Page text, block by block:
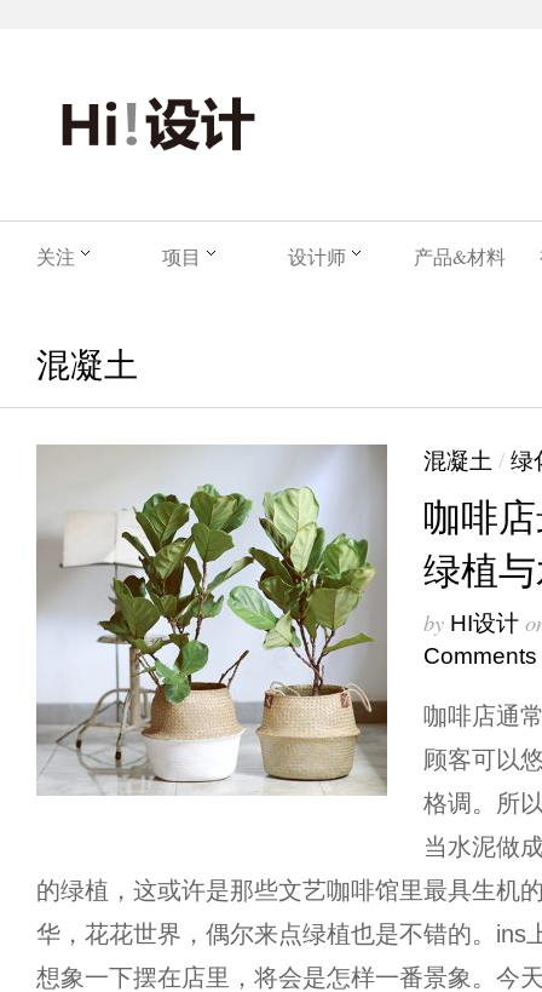
关注 项目 设计师 产品&材料
混凝土
混凝土 / 绿
咖啡
绿植
by HI设计
Comments
咖啡店通
顾客可以
格调。所
当水泥做
的绿植，这或许是那些文艺咖啡馆里最具生机
华，花花世界，偶尔来点绿植也是不错的。ins
想象一下摆在店里，将会是怎样一番景象。今